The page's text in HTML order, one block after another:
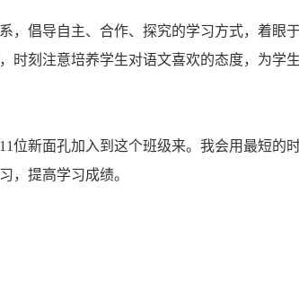
，倡导自主、合作、探究的学习方式，着眼
时刻注意培养学生对语文喜欢的态度，为学
位新面孔加入到这个班级来。我会用最短的
，提高学习成绩。